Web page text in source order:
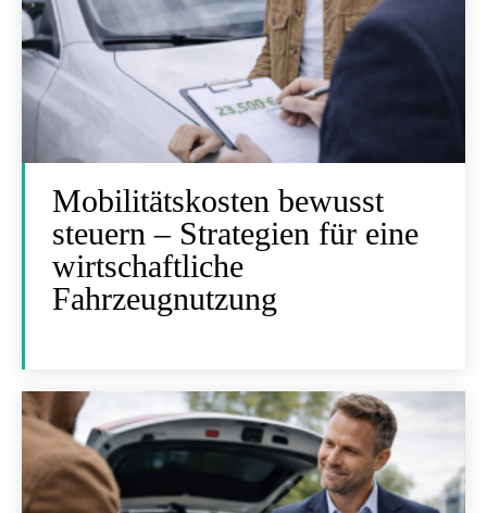
Mobilitätskosten bewusst
steuern – Strategien für eine
wirtschaftliche
Fahrzeugnutzung